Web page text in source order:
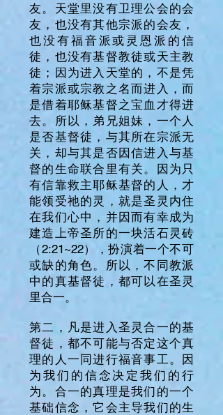
友。天堂里没有卫理公会的会
友，也没有其他宗派的会友，
也没有福音派或灵恩派的信
徒，也没有基督教徒或天主教
徒；因为进入天堂的，不是凭
着宗派或宗教之名而进入，而
是借着耶稣基督之宝血才得进
去。所以，弟兄姐妹，一个人
是否基督徒，与其所在宗派无
关，却与其是否因信进入与基
督的生命联合里有关。因为只
有信靠救主耶稣基督的人，才
能领受祂的灵，就是圣灵内住
在我们心中，并因而有幸成为
建造上帝圣所的一块活石灵砖
（2:21~22），扮演着一个不可
或缺的角色。所以，不同教派
中的真基督徒，都可以在圣灵
里合一。
第二，凡是进入圣灵合一的基
督徒，都不可能与否定这个真
理的人一同进行福音事工。因
为我们的信念决定我们的行
为。合一的真理是我们的一个
基础信念，它会主导我们的生